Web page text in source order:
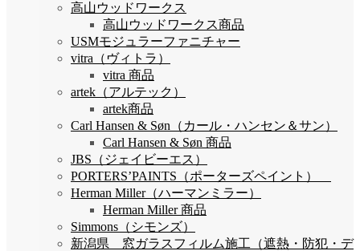
高山ウッドワークス
高山ウッドワークス商品
USMモジュラーファニチャー
vitra（ヴィトラ）
vitra 商品
artek（アルテック）
artek商品
Carl Hansen & Søn（カール・ハンセン＆サン）
Carl Hansen & Søn 商品
JBS（ジェイビーエス）
PORTERS’PAINTS（ポーターズペイント）
Herman Miller（ハーマンミラー）
Herman Miller 商品
Simmons（シモンズ）
新潟県 窓ガラスフィルム施工（遮熱・防犯・デ